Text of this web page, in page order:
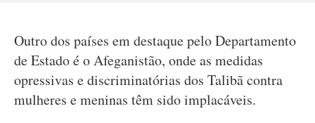
Outro dos países em destaque pelo Departamento
de Estado é o Afeganistão, onde as medidas
opressivas e discriminatórias dos Talibã contra
mulheres e meninas têm sido implacáveis.